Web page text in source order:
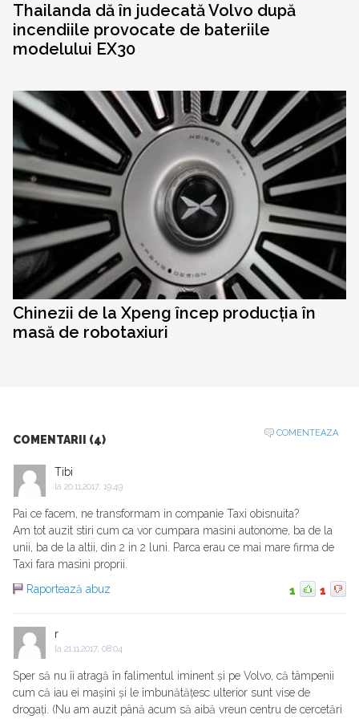
Thailanda dă în judecată Volvo după
incendiile provocate de bateriile
modelului EX30
Chinezii de la Xpeng încep producția în
masă de robotaxiuri
COMENTARII (4)
COMENTEAZA
Tibi
la 20.11.2017, 19:49
Pai ce facem, ne transformam in companie Taxi obisnuita?
Am tot auzit stiri cum ca vor cumpara masini autonome, ba de la
unii, ba de la altii, din 2 in 2 luni. Parca erau ce mai mare firma de
Taxi fara masini proprii.
Raportează abuz
1 1
r
la 21.11.2017, 08:04
Sper să nu îi atragă în falimentul iminent și pe Volvo, că tâmpenii
cum că iau ei mașini și le îmbunătățesc ulterior sunt vise de
drogați. (Nu am auzit până acum să aibă vreun centru de cercetări